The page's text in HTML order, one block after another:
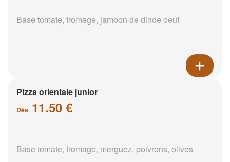
Base tomate, fromage, jambon de dinde oeuf
Pizza orientale junior
Dès 11.50 €
Base tomate, fromage, merguez, poivrons, olives